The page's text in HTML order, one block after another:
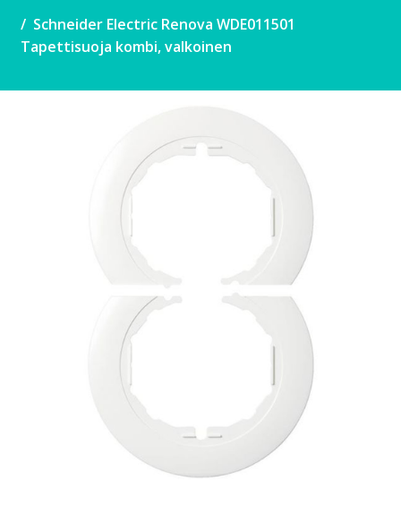
Schneider Electric Renova WDE011501
Tapettisuoja kombi, valkoinen